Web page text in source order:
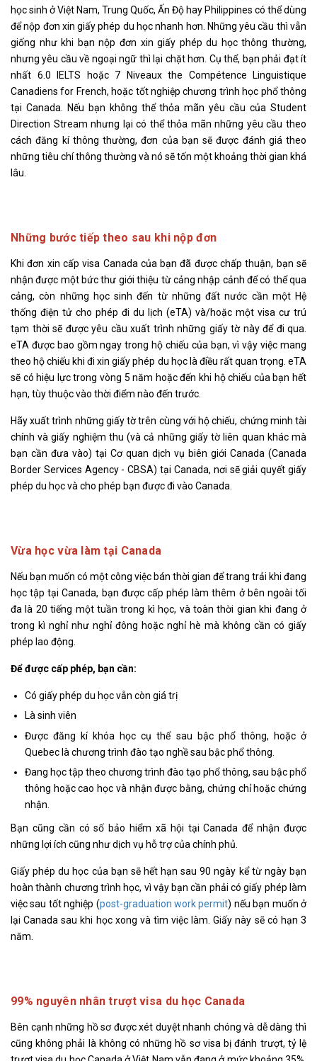
học sinh ở Việt Nam, Trung Quốc, Ấn Độ hay Philippines có thể dùng
để nộp đơn xin giấy phép du học nhanh hơn. Những yêu cầu thì vẫn
giống như khi bạn nộp đơn xin giấy phép du học thông thường,
nhưng yêu cầu về ngoại ngữ thì lại chặt hơn. Cụ thể, bạn phải đạt ít
nhất 6.0 IELTS hoặc 7 Niveaux the Compétence Linguistique
Canadiens for French, hoặc tốt nghiệp chương trình học phổ thông
tại Canada. Nếu bạn không thể thỏa mãn yêu cầu của Student
Direction Stream nhưng lại có thể thỏa mãn những yêu cầu theo
cách đăng kí thông thường, đơn của bạn sẽ được đánh giá theo
những tiêu chí thông thường và nó sẽ tốn một khoảng thời gian khá
lâu.
Những bước tiếp theo sau khi nộp đơn
Khi đơn xin cấp visa Canada của bạn đã được chấp thuận, bạn sẽ
nhận được một bức thư giới thiệu từ cảng nhập cảnh để có thể qua
cảng, còn những học sinh đến từ những đất nước cần một Hệ
thống điện tử cho phép đi du lịch (eTA) và/hoặc một visa cư trú
tạm thời sẽ được yêu cầu xuất trình những giấy tờ này để đi qua.
eTA được bao gồm ngay trong hộ chiếu của bạn, vì vậy việc mang
theo hộ chiếu khi đi xin giấy phép du học là điều rất quan trọng. eTA
sẽ có hiệu lực trong vòng 5 năm hoặc đến khi hộ chiếu của bạn hết
hạn, tùy thuộc vào thời điểm nào đến trước.
Hãy xuất trình những giấy tờ trên cùng với hộ chiếu, chứng minh tài
chính và giấy nghiệm thu (và cả những giấy tờ liên quan khác mà
bạn cần đưa vào) tại Cơ quan dịch vụ biên giới Canada (Canada
Border Services Agency - CBSA) tại Canada, nơi sẽ giải quyết giấy
phép du học và cho phép bạn được đi vào Canada.
Vừa học vừa làm tại Canada
Nếu bạn muốn có một công việc bán thời gian để trang trải khi đang
học tập tại Canada, bạn được cấp phép làm thêm ở bên ngoài tối
đa là 20 tiếng một tuần trong kì học, và toàn thời gian khi đang ở
trong kì nghỉ như nghỉ đông hoặc nghỉ hè mà không cần có giấy
phép lao động.
Để được cấp phép, bạn cần:
Có giấy phép du học vẫn còn giá trị
Là sinh viên
Được đăng kí khóa học cụ thể sau bậc phổ thông, hoặc ở
Quebec là chương trình đào tạo nghề sau bậc phổ thông.
Đang học tập theo chương trình đào tạo phổ thông, sau bậc phổ
thông hoặc cao học và nhận được bằng, chứng chỉ hoặc chứng
nhận.
Bạn cũng cần có số bảo hiểm xã hội tại Canada để nhận được
những lợi ích cũng như dịch vụ hỗ trợ của chính phủ.
Giấy phép du học của bạn sẽ hết hạn sau 90 ngày kể từ ngày bạn
hoàn thành chương trình học, vì vậy bạn cần phải có giấy phép làm
việc sau tốt nghiệp (post-graduation work permit) nếu bạn muốn ở
lại Canada sau khi học xong và tìm việc làm. Giấy này sẽ có hạn 3
năm.
99% nguyên nhân trượt visa du học Canada
Bên cạnh những hồ sơ được xét duyệt nhanh chóng và dễ dàng thì
cũng không phải là không có những hồ sơ visa bị đánh trượt, tỷ lệ